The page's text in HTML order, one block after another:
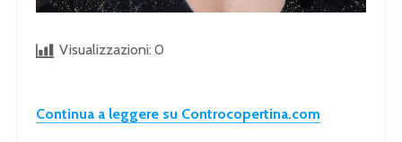
Visualizzazioni: 0
Continua a leggere su Controcopertina.com